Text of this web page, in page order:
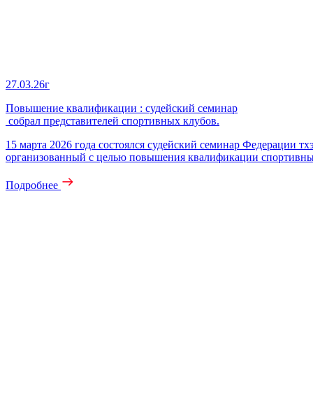
27.03.26г
Повышение квалификации : судейский семинар
собрал представителей спортивных клубов.
15 марта 2026 года состоялся судейский семинар
организованный с целью повышения квалификации
Подробнее